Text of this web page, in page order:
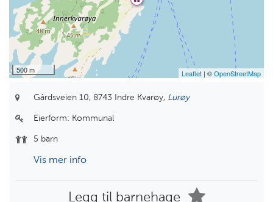
500 m Leaflet | ©OpenStreetMap
Gårdsveien 10, 8743 Indre Kvarøy, Lurøy
Eierform: Kommunal
5 barn
Vis mer info
Legg til barnehage